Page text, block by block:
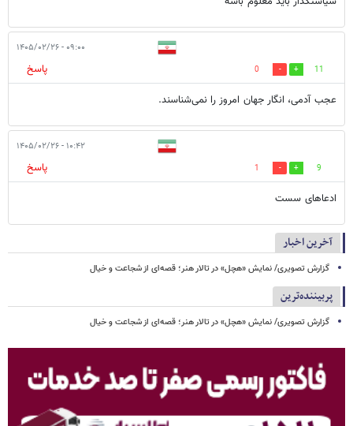
۰۹:۰۰ - ۱۴۰۵/۰۲/۲۶
11
0
پاسخ
عجب آدمی، انگار جهان امروز را نمی‌شناسند.
۱۰:۴۲ - ۱۴۰۵/۰۲/۲۶
9
1
پاسخ
ادعاهای سست
آخرین اخبار
گزارش تصویری/ نمایش «هچل» در تالار هنر؛ قصه‌ای از شجاعت و خیال
پربیننده‌ترین
گزارش تصویری/ نمایش «هچل» در تالار هنر؛ قصه‌ای از شجاعت و خیال